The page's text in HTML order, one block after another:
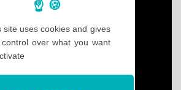
site uses cookies and gives
control over what you want